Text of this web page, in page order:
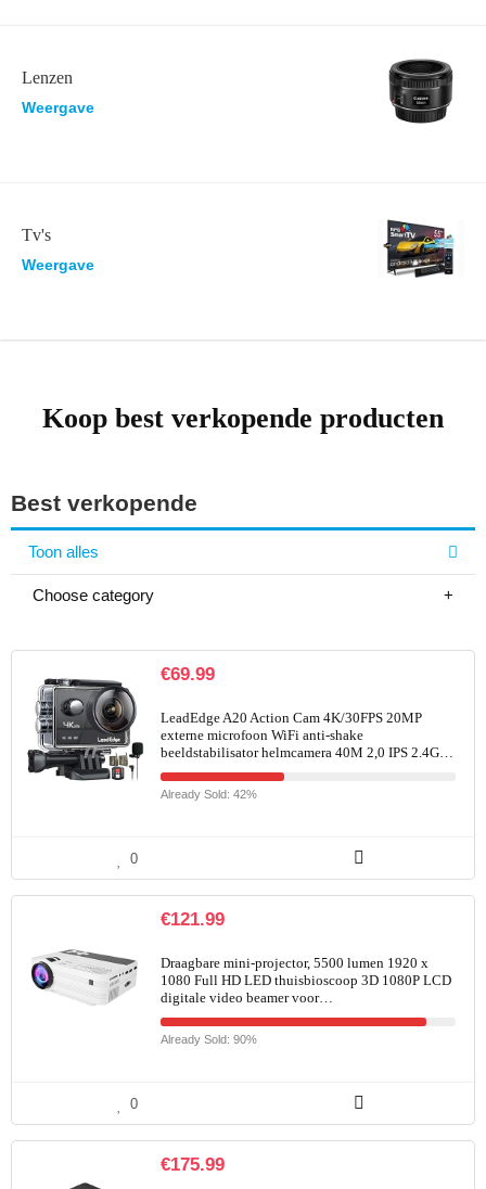
Lenzen
Weergave
Tv's
Weergave
Koop best verkopende producten
Best verkopende
Toon alles
Choose category
€69.99
LeadEdge A20 Action Cam 4K/30FPS 20MP
externe microfoon WiFi anti-shake
beeldstabilisator helmcamera 40M 2,0 IPS 2.4G…
Already Sold: 42%
0
€121.99
Draagbare mini-projector, 5500 lumen 1920 x
1080 Full HD LED thuisbioscoop 3D 1080P LCD
digitale video beamer voor…
Already Sold: 90%
0
€175.99